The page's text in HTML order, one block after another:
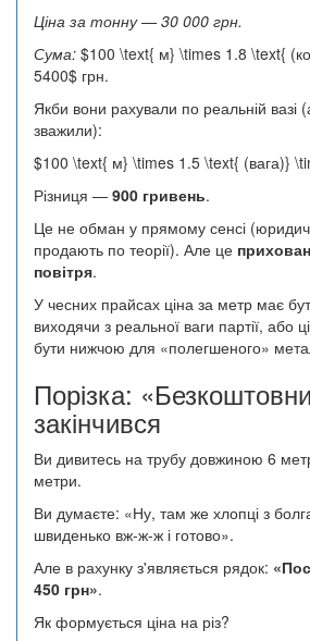
Ціна за тонну — 30 000 грн.
Сума: $100 \text{ м} \times 1.8 \text{
5400$ грн.
Якби вони рахували по реальній вазі
зважили):
$100 \text{ м} \times 1.5 \text{ (вага)}
Різниця — 900 гривень.
Це не обман у прямому сенсі
продають по теорії). Але це
повітря.
У чесних прайсах ціна за метр має
виходячи з реальної ваги партії, або
бути нижчою для «полегшеного»
Порізка:
закінчився
Ви дивитесь на трубу довжиною 6
метри.
Ви думаєте: «Ну, там же хлопці з
швиденько вж-ж-ж і готово».
Але в рахунку з'являється рядок:
450 грн».
Як формується ціна на різ?